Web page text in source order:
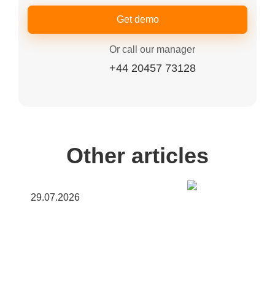
Get demo
Or call our manager
+44 20457 73128
Other articles
29.07.2026